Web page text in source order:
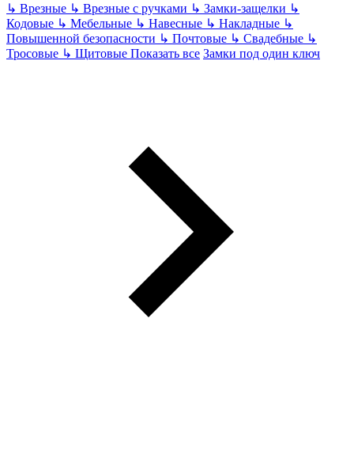
↳ Врезные ↳ Врезные с ручками ↳ Замки-защелки ↳
Кодовые ↳ Мебельные ↳ Навесные ↳ Накладные ↳
Повышенной безопасности ↳ Почтовые ↳ Свадебные ↳
Тросовые ↳ Щитовые Показать все Замки под один ключ